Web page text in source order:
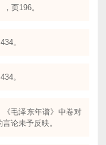
页196。
。
。
《毛泽东年谱》中卷对
论未予反映。